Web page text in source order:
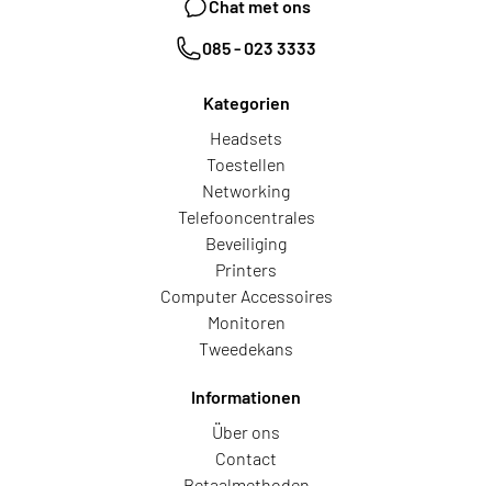
Chat met ons
085 - 023 3333
Kategorien
Headsets
Toestellen
Networking
Telefooncentrales
Beveiliging
Printers
Computer Accessoires
Monitoren
Tweedekans
Informationen
Über ons
Contact